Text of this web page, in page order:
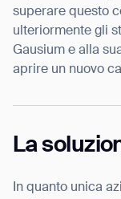
superare questo
ulteriormente gli
Gausium e alla
aprire un nuovo
La
In quanto unica